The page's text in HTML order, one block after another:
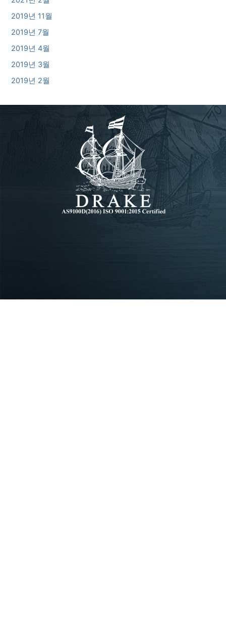
2019년 11월
2019년 7월
2019년 4월
2019년 3월
2019년 2월